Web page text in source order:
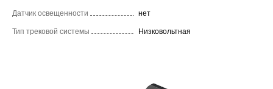
Датчик освещенности нет
Тип трековой системы Низковольтная